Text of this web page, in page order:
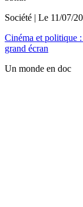
Société | Le 11/07/
Cinéma et politique :
grand écran
Un monde en doc